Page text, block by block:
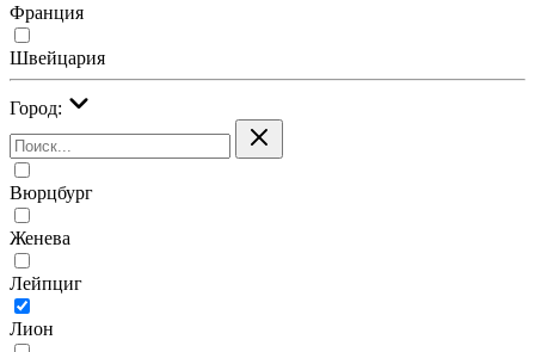
Франция
Швейцария
Город:
Вюрцбург
Женева
Лейпциг
Лион